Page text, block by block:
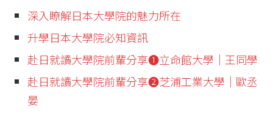
深入瞭解日本大學院的魅力所在
升學日本大學院必知資訊
赴日就讀大學院前輩分享❶立命館大學│王同學
赴日就讀大學院前輩分享❷芝浦工業大學│歐丞
晏